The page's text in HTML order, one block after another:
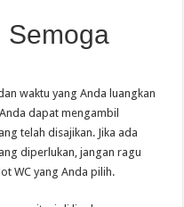
Semoga
waktu yang Anda luangkan
dapat mengambil
telah disajikan. Jika ada
diperlukan, jangan ragu
WC yang Anda pilih.